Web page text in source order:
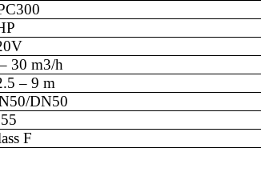
30 m3/h
– 9 m
DN50
F